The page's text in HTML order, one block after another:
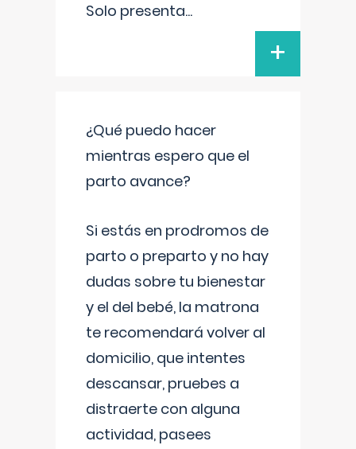
Solo presenta...
+
¿Qué puedo hacer
mientras espero que el
parto avance?
Si estás en prodromos de
parto o preparto y no hay
dudas sobre tu bienestar
y el del bebé, la matrona
te recomendará volver al
domicilio, que intentes
descansar, pruebes a
distraerte con alguna
actividad, pasees